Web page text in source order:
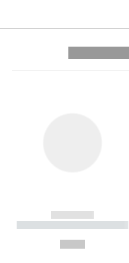
------------
----------- ----------- --------